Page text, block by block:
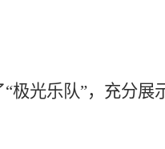
极光乐队”，充分展